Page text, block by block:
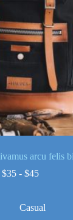
arcu felis
$35 - $45Rango
desde
Casual